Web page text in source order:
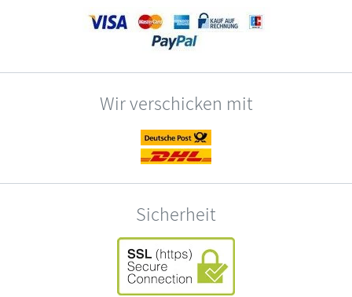
Wir verschicken mit
Sicherheit